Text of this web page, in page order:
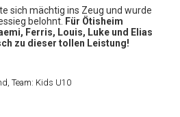
sich mächtig ins Zeug und wurde
belohnt. Für Ötisheim
Ferris, Louis, Luke und Elias
zu dieser tollen Leistung!
, Team: Kids U10